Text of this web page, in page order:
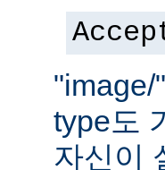
"image/
type도
자신이